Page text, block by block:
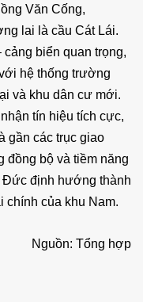
Văn Cống,
lai là cầu Cát Lái.
biển quan trọng,
hệ thống trường
và khu dân cư mới.
tín hiệu tích cực,
gần các trục giao
đồng bộ và tiềm năng
Đức định hướng thành
chính của khu Nam.
Nguồn: Tổng hợp